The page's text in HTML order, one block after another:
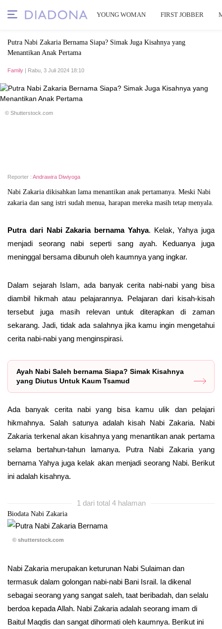
YOUNG WOMAN FIRST JOBBER
Putra Nabi Zakaria Bernama Siapa? Simak Juga Kisahnya yang
Menantikan Anak Pertama
Family | Rabu, 3 Juli 2024 18:10
© Shutterstock.com
Reporter : Andrawira Diwiyoga
Nabi Zakaria dikisahkan lama menantikan anak pertamanya. Meski Nabi
zakaria dan sang istri sudah menua, harapan mereka masih tetap menyala.
Putra dari Nabi Zakaria bernama Yahya. Kelak, Yahya juga
menjadi seorang nabi seperti sang ayah. Keduanya juga
meninggal bersama dibunuh oleh kaumnya yang ingkar.
Dalam sejarah Islam, ada banyak cerita nabi-nabi yang bisa
diambil hikmah atau pelajarannya. Pelajaran dari kisah-kisah
tersebut juga masih relevan untuk diterapkan di zaman
sekarang. Jadi, tidak ada salahnya jika kamu ingin mengetahui
cerita nabi-nabi yang menginspirasi.
Ayah Nabi Saleh bernama Siapa? Simak Kisahnya
yang Diutus Untuk Kaum Tsamud
Ada banyak cerita nabi yang bisa kamu ulik dan pelajari
hikmahnya. Salah satunya adalah kisah Nabi Zakaria. Nabi
Zakaria terkenal akan kisahnya yang menantikan anak pertama
selama bertahun-tahun lamanya. Putra Nabi Zakaria yang
bernama Yahya juga kelak akan menjadi seorang Nabi. Berikut
ini adalah kisahnya.
1 dari total 4 halaman
Biodata Nabi Zakaria
© shutterstock.com
Nabi Zakaria merupakan keturunan Nabi Sulaiman dan
termasuk dalam golongan nabi-nabi Bani Israil. Ia dikenal
sebagai seorang yang sangat saleh, taat beribadah, dan selalu
berdoa kepada Allah. Nabi Zakaria adalah seorang imam di
Baitul Maqdis dan sangat dihormati oleh kaumnya. Berikut ini